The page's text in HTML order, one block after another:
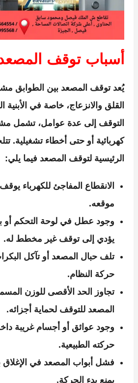
أسباب توقف المصعد
يُعد توقف المصعد بين الطوابق
القلق والانزعاج، خاصة في الأبنية
التوقف إلى عدة عوامل، تشمل
كهربائية أو حتى أخطاء تشغيلية.
الرئيسية لتوقف المصعد فيما يلي:
الانقطاع المفاجئ للكهرباء
موقعه.
وجود عطل في لوحة التحكم أو
يؤدي إلى توقف غير مخطط له.
تلف حبال المصعد أو تآكل
حركة النظام.
تجاوز الحد الأقصى للوزن
المصعد للتوقف لحماية أجزائه.
وجود عوائق أو أجسام غريبة
حركته الطبيعية.
فشل أبواب المصعد في
يمنع بدء الحركة.